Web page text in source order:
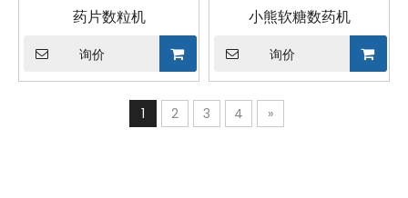
药片数粒机
询价
小熊软糖数药机
询价
1 2 3 4 »